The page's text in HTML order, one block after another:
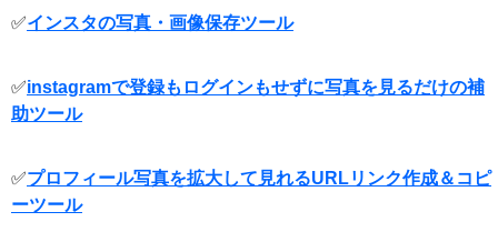
✅インスタの写真・画像保存ツール
✅instagramで登録もログインもせずに写真を見るだけの補
助ツール
✅プロフィール写真を拡大して見れるURLリンク作成＆コピ
ーツール